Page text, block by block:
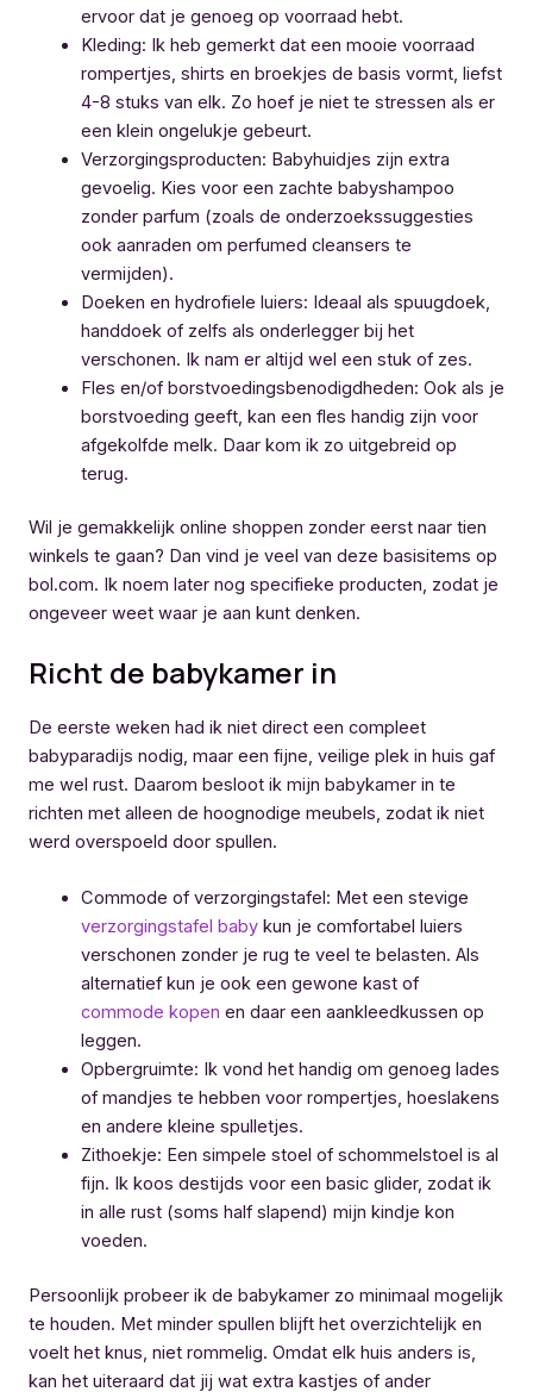
ervoor dat je genoeg op voorraad hebt.
Kleding: Ik heb gemerkt dat een mooie voorraad
rompertjes, shirts en broekjes de basis vormt, liefst
4-8 stuks van elk. Zo hoef je niet te stressen als er
een klein ongelukje gebeurt.
Verzorgingsproducten: Babyhuidjes zijn extra
gevoelig. Kies voor een zachte babyshampoo
zonder parfum (zoals de onderzoekssuggesties
ook aanraden om perfumed cleansers te
vermijden).
Doeken en hydrofiele luiers: Ideaal als spuugdoek,
handdoek of zelfs als onderlegger bij het
verschonen. Ik nam er altijd wel een stuk of zes.
Fles en/of borstvoedingsbenodigdheden: Ook als je
borstvoeding geeft, kan een fles handig zijn voor
afgekolfde melk. Daar kom ik zo uitgebreid op
terug.
Wil je gemakkelijk online shoppen zonder eerst naar tien
winkels te gaan? Dan vind je veel van deze basisitems op
bol.com. Ik noem later nog specifieke producten, zodat je
ongeveer weet waar je aan kunt denken.
Richt de babykamer in
De eerste weken had ik niet direct een compleet
babyparadijs nodig, maar een fijne, veilige plek in huis gaf
me wel rust. Daarom besloot ik mijn babykamer in te
richten met alleen de hoognodige meubels, zodat ik niet
werd overspoeld door spullen.
Commode of verzorgingstafel: Met een stevige
verzorgingstafel babykun je comfortabel luiers
verschonen zonder je rug te veel te belasten. Als
alternatief kun je ook een gewone kast of
commode kopen en daar een aankleedkussen op
leggen.
Opbergruimte: Ik vond het handig om genoeg lades
of mandjes te hebben voor rompertjes, hoeslakens
en andere kleine spulletjes.
Zithoekje: Een simpele stoel of schommelstoel is al
fijn. Ik koos destijds voor een basic glider, zodat ik
in alle rust (soms half slapend) mijn kindje kon
voeden.
Persoonlijk probeer ik de babykamer zo minimaal mogelijk
te houden. Met minder spullen blijft het overzichtelijk en
voelt het knus, niet rommelig. Omdat elk huis anders is,
kan het uiteraard dat jij wat extra kastjes of ander